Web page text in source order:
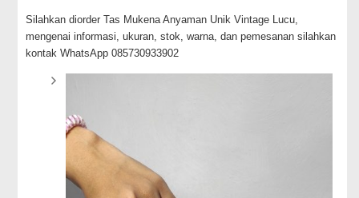
Silahkan diorder Tas Mukena Anyaman Unik Vintage Lucu,
mengenai informasi, ukuran, stok, warna, dan pemesanan silahkan
kontak WhatsApp 085730933902